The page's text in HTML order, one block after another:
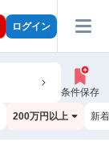
ログイン
条件保存
200万円以上 新